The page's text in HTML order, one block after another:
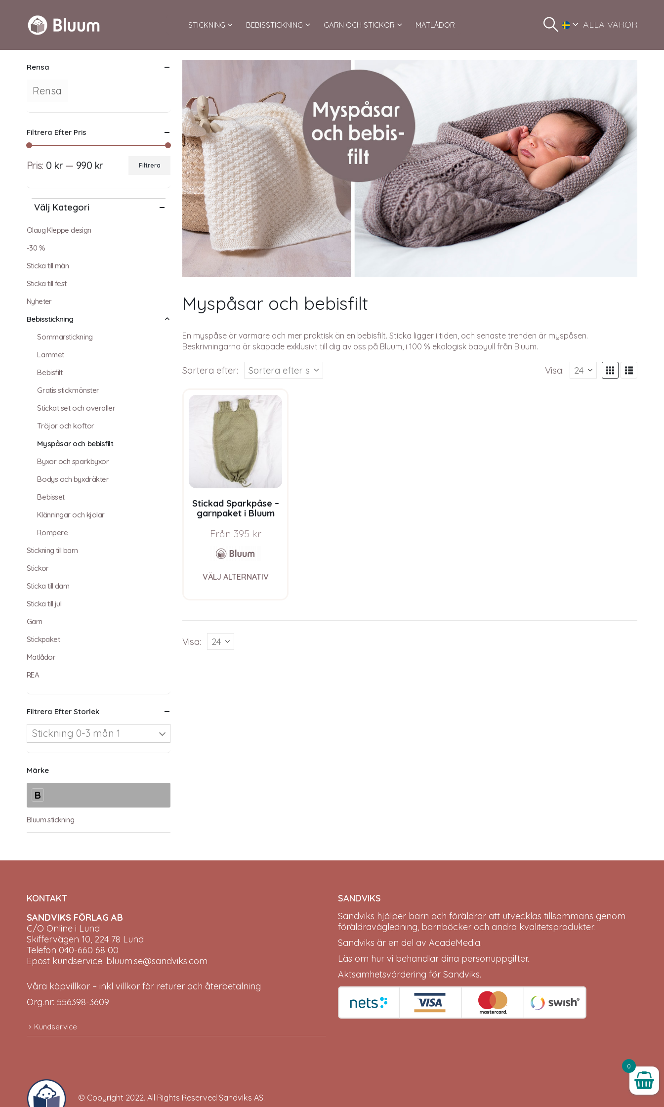
STICKNING BEBISSTICKNING GARN OCH STICKOR MATLÅDOR ALLA VAROR
Myspåsar och bebisfilt
En myspåse är varmare och mer praktisk än en bebisfilt. Sticka ligger i tiden, och senaste trenden är myspåsen.
Beskrivningarna är skapade exklusivt till dig av oss på Bluum, i 100 % ekologisk babyull från Bluum.
Sortera efter: Visa:
Stickad Sparkpåse –
garnpaket i Bluum
Från 395 kr
VÄLJ ALTERNATIV
Visa:
Rensa
Rensa
Filtrera Efter Pris
Filtrera
Pris: 0 kr — 990 kr
Välj Kategori
Olaug Kleppe design
-30 %
Sticka till män
Sticka till fest
Nyheter
Bebisstickning
Sommarstickning
Lammet
Bebisfilt
Gratis stickmönster
Stickat set och overaller
Tröjor och koftor
Myspåsar och bebisfilt
Byxor och sparkbyxor
Bodys och byxdräkter
Bebisset
Klänningar och kjolar
Rompere
Stickning till barn
Stickor
Sticka till dam
Sticka till jul
Garn
Stickpaket
Matlådor
REA
Filtrera Efter Storlek
Stickning 0-3 mån 1
Märke
B
Bluum stickning
KONTAKT
SANDVIKS FÖRLAG AB
C/O Online i Lund
Skiffervägen 10, 224 78 Lund
Telefon 040-660 68 00
Epost kundservice: bluum.se@sandviks.com
Våra köpvillkor – inkl villkor för returer och återbetalning
Org.nr: 556398-3609
Kundservice
SANDVIKS
Sandviks hjälper barn och föräldrar att utvecklas tillsammans genom
föräldravägledning, barnböcker och andra kvalitetsprodukter.
Sandviks är en del av AcadeMedia.
Läs om hur vi behandlar dina personuppgifter.
Aktsamhetsvärdering för Sandviks.
© Copyright 2022. All Rights Reserved Sandviks AS.
0